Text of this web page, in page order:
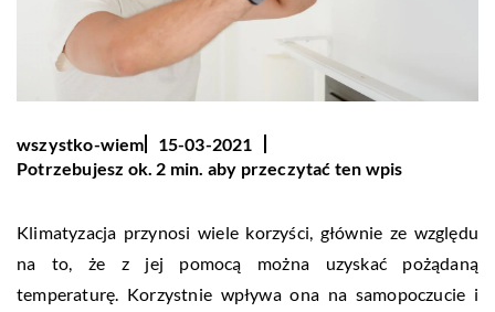
wszystko-wiem
15-03-2021
Potrzebujesz ok. 2 min. aby przeczytać ten wpis
Klimatyzacja przynosi wiele korzyści, głównie ze względu
na to, że z jej pomocą można uzyskać pożądaną
temperaturę. Korzystnie wpływa ona na samopoczucie i